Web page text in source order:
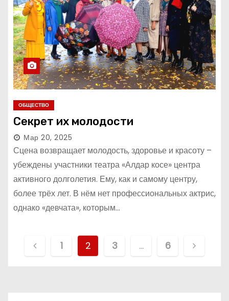
ОБЩЕСТВО
Секрет их молодости
Мар 20, 2025
Сцена возвращает молодость, здоровье и красоту –
убеждены участники театра «Алдар косе» центра
активного долголетия. Ему, как и самому центру,
более трёх лет. В нём нет профессиональных актрис,
однако «девчата», которым…
1 2 3 … 6